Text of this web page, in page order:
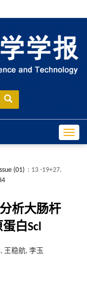
(01) : 13 -19+27.
析大肠杆
白Scl
王稳航, 李玉